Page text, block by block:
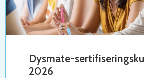
Dysmate-
2026